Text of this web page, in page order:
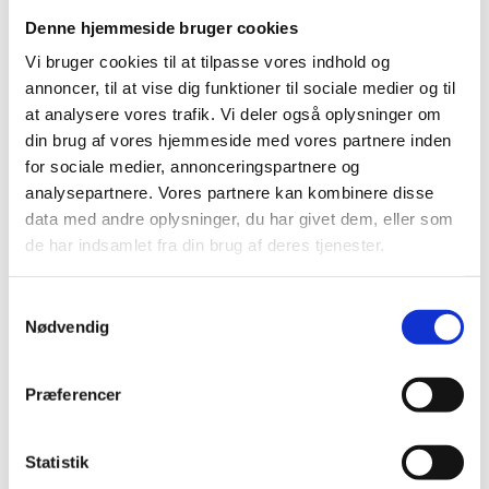
Denne hjemmeside bruger cookies
Vi bruger cookies til at tilpasse vores indhold og
annoncer, til at vise dig funktioner til sociale medier og til
at analysere vores trafik. Vi deler også oplysninger om
din brug af vores hjemmeside med vores partnere inden
for sociale medier, annonceringspartnere og
analysepartnere. Vores partnere kan kombinere disse
data med andre oplysninger, du har givet dem, eller som
de har indsamlet fra din brug af deres tjenester.
Nødvendig
Præferencer
Statistik
Lynlås 32 cm
Lynlås med ring 35 cm
Lynlås nylon 35 cm
Lynlås 37 cm
Zipper 40-44 cm
Lynlås med ring 40 cm
Lynlås nylon 40 cm
Lynlås metal 40 cm
Zipper 45-49 cm
Lynlås med ring 45 cm
Lynlås nylon 45 cm